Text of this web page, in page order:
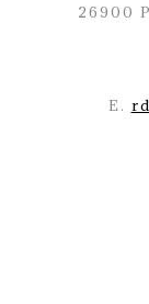
26900
E.